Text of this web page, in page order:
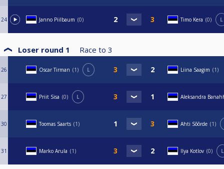
24 Janno Piilbaum 0 Timo Kera 0 L
Loser round 1 Race to 3
26 Oscar Tirman 1 L Liina Saagim 1
27 Priit Sisa 0 L Aleksandra
30 Toomas Saarts 1 Ahti Sõõrde 1
31 Marko Arula 1 Ilya Kotlov 0 L